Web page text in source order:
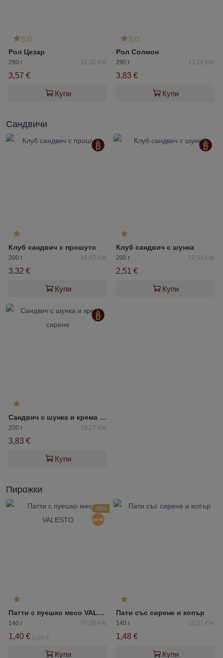
5.0
Рол Цезар
290 г 12,32 €/кг
3,57 €
Купи
5.0
Рол Солмон
290 г 13,22 €/кг
3,83 €
Купи
Сандвичи
Клуб сандвич с прошуто
200 г 16,62 €/кг
3,32 €
Купи
Клуб сандвич с шунка
200 г 12,53 €/кг
2,51 €
Купи
Сандвич с шунка и крема сирене
200 г 19,17 €/кг
3,83 €
Купи
Пирожки
-30%
Патти с пуешко месо VALESTO
140 г 10,00 €/кг
1,40 €
Купи
Пати със сирене и копър
140 г 10,57 €/кг
1,48 €
Купи